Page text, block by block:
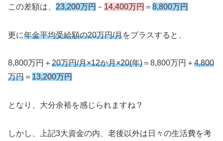
この差額は、 23,200万円 － 14,400万円 ＝ 8,800万円
更に年金平均受給額の20万円/月をプラスすると、
8,800万円＋20万円/月×12か月×20(年) ＝8,800万円＋4,800
万円 ＝ 13,200万円
となり、大分余裕を感じられますね？
しかし、上記3大資金の内、老後以外は日々の生活費を考